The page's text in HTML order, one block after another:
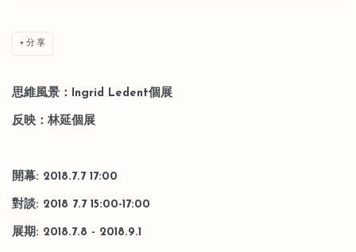
分享
思維風景：Ingrid Ledent個展
反映：林延個展
開幕: 2018.7.7 17:00
對談: 2018 7.7 15:00-17:00
展期: 2018.7.8 - 2018.9.1